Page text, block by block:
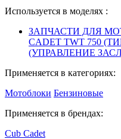
Используется в моделях :
ЗАПЧАСТИ ДЛЯ
CADET TWT 750
(УПРАВЛЕНИЕ
Применяется в категориях:
Мотоблоки Бензиновые
Применяется в брендах:
Cub Cadet